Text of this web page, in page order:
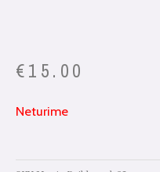
€15.00
Neturime